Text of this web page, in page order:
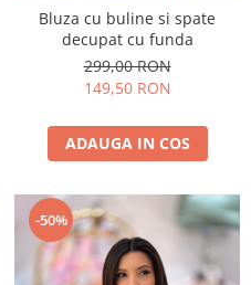
Bluza cu buline si spate
decupat cu funda
299,00 RON
149,50 RON
ADAUGA IN COS
-50%